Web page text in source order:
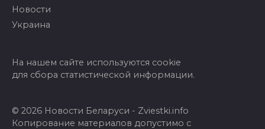
Новости
Украина
На нашем сайте используются cookie
для сбора статистической информации.
© 2026 Новости Беларуси - Zviestki.info
Копирование материалов допустимо с